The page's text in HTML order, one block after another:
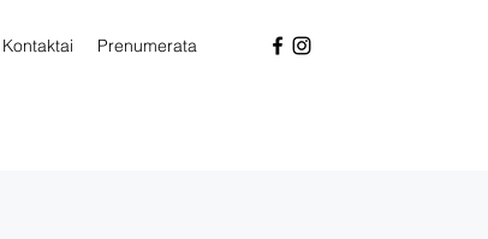
Kontaktai Prenumerata